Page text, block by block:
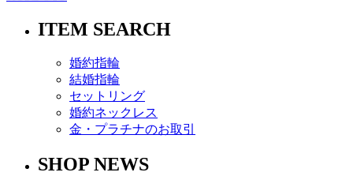
ITEM SEARCH
婚約指輪
結婚指輪
セットリング
婚約ネックレス
金・プラチナのお取引
SHOP NEWS